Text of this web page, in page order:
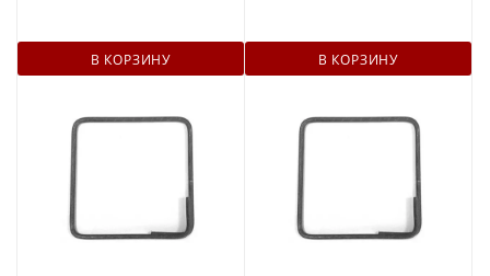
В КОРЗИНУ В КОРЗИНУ